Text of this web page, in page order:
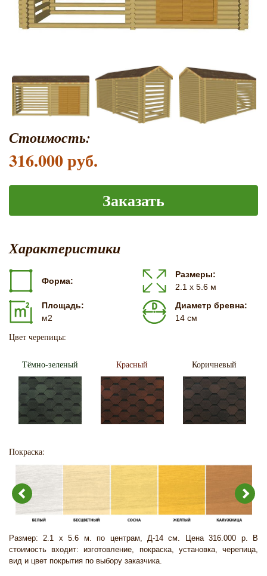
Стоимость:
316.000 руб.
Заказать
Характеристики
Форма:
Размеры:
2.1 х 5.6 м
Площадь:
м2
Диаметр бревна:
14 см
Цвет черепицы:
Тёмно-зеленый Красный Коричневый
Покраска:
Размер: 2.1 х 5.6 м. по центрам, Д-14 см. Цена 316.000 р. В
стоимость входит: изготовление, покраска, установка, черепица,
вид и цвет покрытия по выбору заказчика.